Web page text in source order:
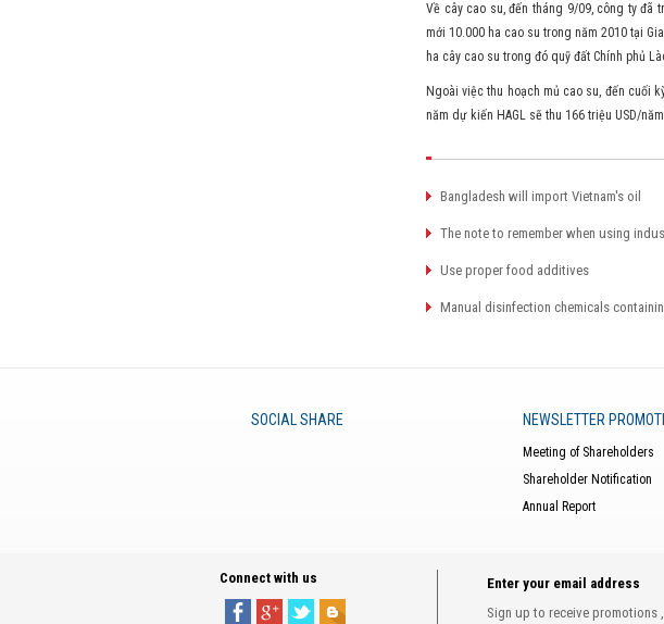
Về cây cao su, đến tháng 9/09, công ty đã
mới 10.000 ha cao su trong năm 2010 tại
ha cây cao su trong đó quỹ đất Chính phủ
Ngoài việc thu hoạch mủ cao su, đến cuối
năm dự kiến HAGL sẽ thu 166 triệu USD/
Bangladesh will import Vietnam's oil
The note to remember when using
Use proper food additives
Manual disinfection chemicals
SOCIAL SHARE NEWSLETTER
Meeting of Shareholders
Shareholder Notification
Annual Report
Connect with us
Enter your email address
Sign up to receive promotions